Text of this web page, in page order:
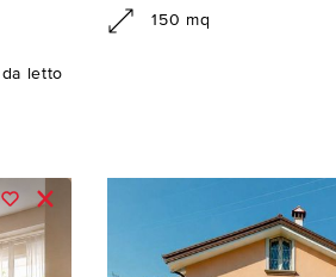
letto
150 mq